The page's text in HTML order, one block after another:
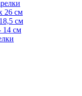
26 см
см
14 см